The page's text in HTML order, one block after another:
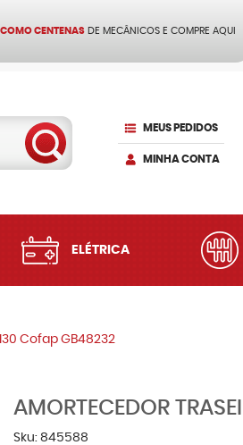
CENTENAS DE MECÂNICOS E COMPRE AQUI
MEUS PEDIDOS
MINHA CONTA
ELÉTRICA
Cofap GB48232
AMORTECEDOR
Sku: 845588